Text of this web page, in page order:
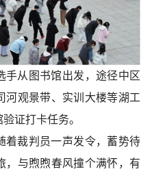
手从图书馆出发，途径中区
河观景带、实训大楼等湖工
证打卡任务。
着裁判员一声发令，蓄势待
，与煦煦春风撞个满怀，有